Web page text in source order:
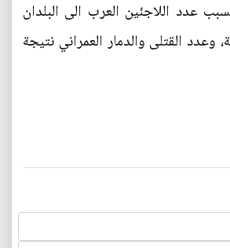
عدد اللاجئين العرب الى البلدان
وعدد القتلى والدمار العمراني نتيجة